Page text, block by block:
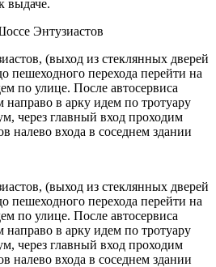
выдаче.
Энтузиастов
(выход из стеклянных дверей
пешеходного перехода перейти на
по улице. После автосервиса
в арку идем по тротуару
через главный вход проходим
налево входа в соседнем здании
(выход из стеклянных дверей
пешеходного перехода перейти на
по улице. После автосервиса
в арку идем по тротуару
через главный вход проходим
налево входа в соседнем здании